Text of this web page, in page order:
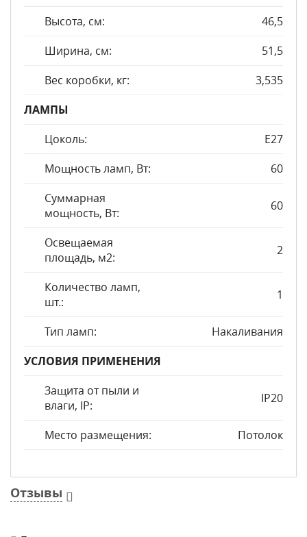
Высота, см:
46,5
Ширина, см:
51,5
Вес коробки, кг:
3,535
ЛАМПЫ
Цоколь:
E27
Мощность ламп, Вт:
60
Суммарная
мощность, Вт:
60
Освещаемая
площадь, м2:
2
Количество ламп,
шт.:
1
Тип ламп:
Накаливания
УСЛОВИЯ ПРИМЕНЕНИЯ
Защита от пыли и
влаги, IP:
IP20
Место размещения: Потолок
Отзывы